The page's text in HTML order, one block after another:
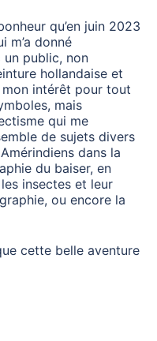
qu’en juin 2023
m’a donné
un public, non
hollandaise et
mon intérêt pour tout
mais
qui me
de sujets divers
dans la
du baiser, en
insectes et leur
ou encore la
cette belle aventure